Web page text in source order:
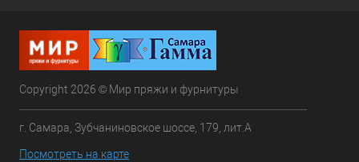
Copyright 2026 © Мир пряжи и фурнитуры
г. Самара, Зубчаниновское шоссе, 179, лит.А
Посмотреть на карте